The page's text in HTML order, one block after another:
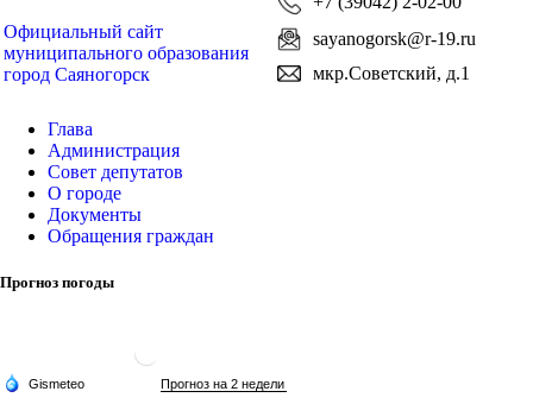
Официальный сайт
муниципального образования
город Саяногорск
sayanogorsk@r-19.ru
мкр.Советский, д.1
Глава
Администрация
Совет депутатов
О городе
Документы
Обращения граждан
Прогноз погоды